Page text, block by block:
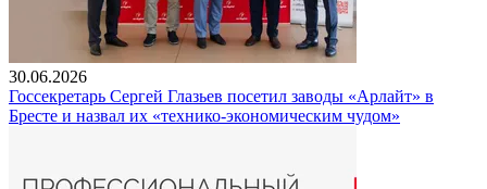
30.06.2026
Госсекретарь Сергей Глазьев посетил заводы «Арлайт» в
Бресте и назвал их «технико-экономическим чудом»